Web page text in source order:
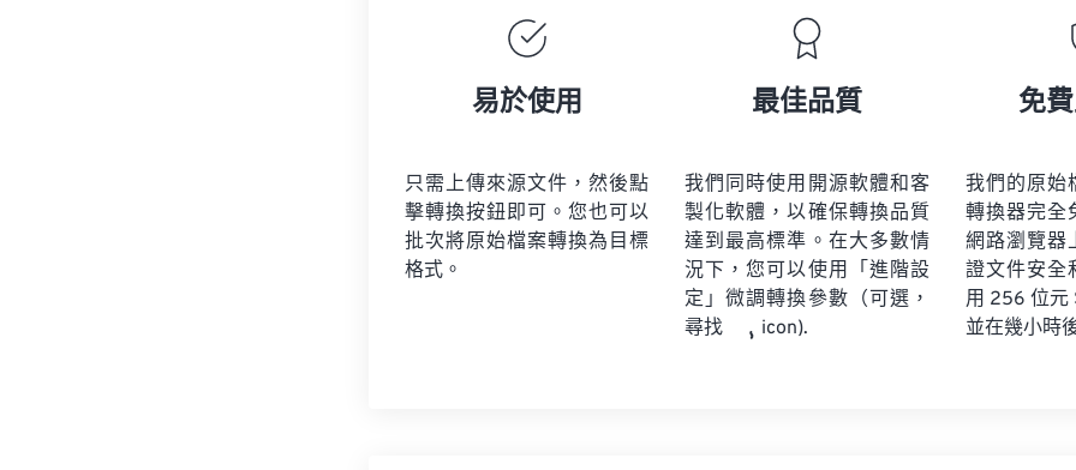
易於使用
只需上傳來源文件，然後點
擊轉換按鈕即可。您也可以
批次將原始檔案轉換為目標
格式。
最佳品質
我們同時使用開源軟體和客
製化軟體，以確保轉換品質
達到最高標準。在大多數情
況下，您可以使用「進階設
定」微調轉換參數（可選，
尋找
icon).
免
我們的原始
轉換器完全
網路瀏覽器
證文件安全
用 256 位元
並在幾小時